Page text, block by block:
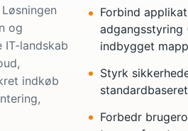
og
IT-landskab
indkøb
Forbind
adgangsstyring
indbygget
Styrk
Forbedr